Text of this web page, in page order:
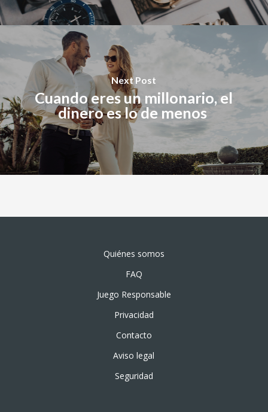
Next Post
Cuando eres un millonario, el
dinero es lo de menos
Quiénes somos
FAQ
Juego Responsable
Privacidad
Contacto
Aviso legal
Seguridad